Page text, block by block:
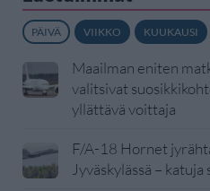
PÄIVÄ VIIKKO KUUKAUSI
Maailman eniten
valitsivat
yllättävä voittaja
F/A-18 Hornet
Jyväskylässä – katuja